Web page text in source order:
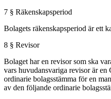
7 § Räkenskapsperiod
Bolagets räkenskapsperiod är ett
8 § Revisor
Bolaget har en revisor som ska
vars huvudansvariga revisor är
ordinarie bolagsstämma för en
av den följande ordinarie